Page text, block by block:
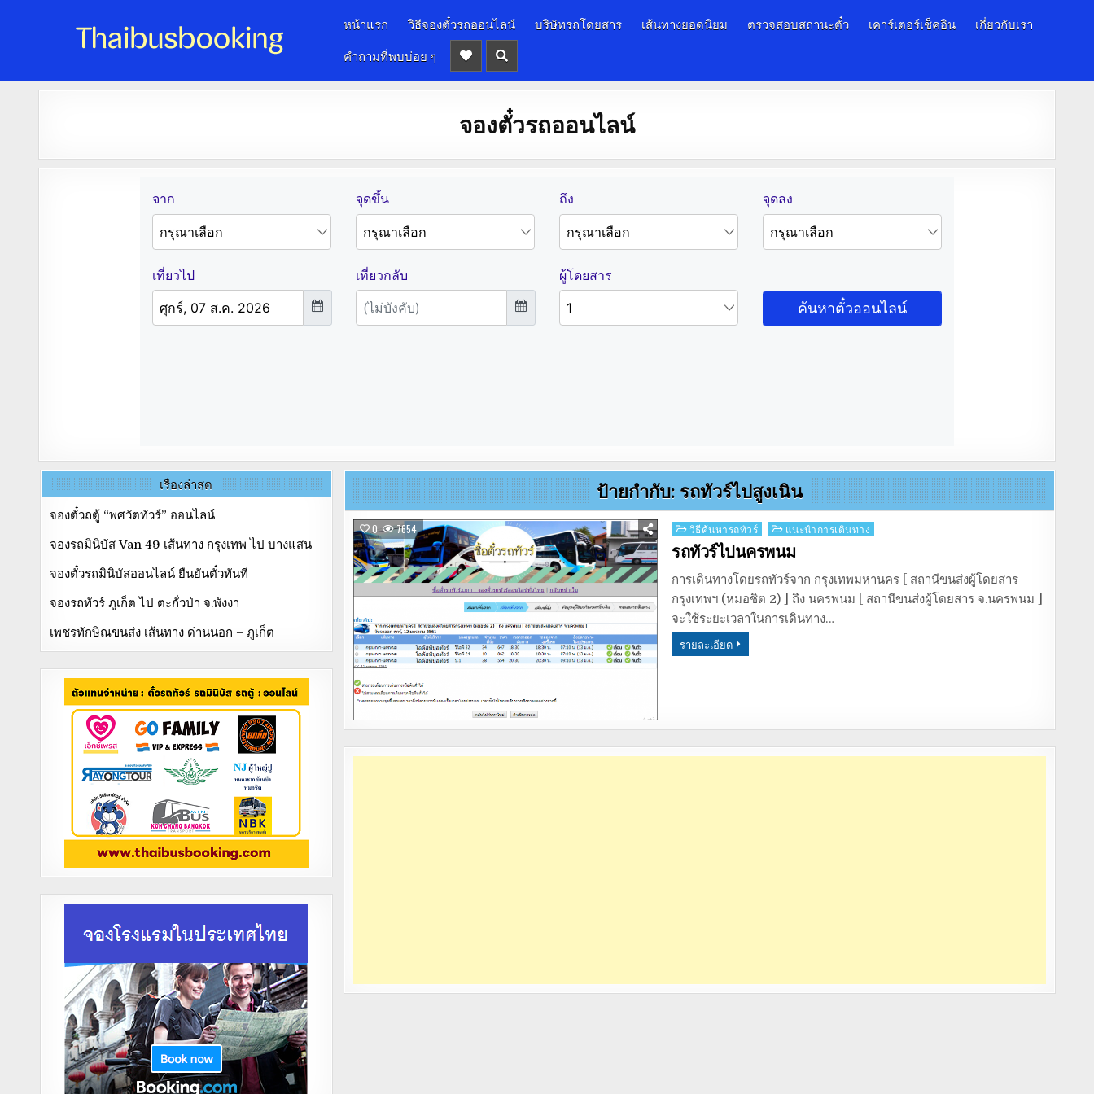
จองตั๋วรถออนไลน์ 24 ชั่วโมง
หน้าแรก วิธีจองตั๋วรถออนไลน์ บริษัทรถโดยสาร เส้นทางยอดนิยม ตรวจสอบสถานะตั๋ว เคาร์เตอร์เช็คอิน
เกี่ยวกับเรา
คำถามที่พบบ่อย ๆ
จองตั๋วรถออนไลน์
ป้ายกำกับ: รถทัวร์ไปสูงเนิน
0 7654
Posted
in
วิธีค้นหารถทัวร์ แนะนำการเดินทาง
รถทัวร์ไปนครพนม
การเดินทางโดยรถทัวร์จาก กรุงเทพมหานคร [ สถานีขนส่งผู้โดยสาร
กรุงเทพฯ (หมอชิต 2) ] ถึง นครพนม [ สถานีขนส่งผู้โดยสาร จ.นครพนม ]
จะใช้ระยะเวลาในการเดินทาง…
รายละเอียด
เรื่องล่าสุด
จองตั๋วถตู้ “พศวัตทัวร์” ออนไลน์
จองรถมินิบัส Van 49 เส้นทาง กรุงเทพ ไป บางแสน
จองตั๋วรถมินิบัสออนไลน์ ยืนยันตั๋วทันที
จองรถทัวร์ ภูเก็ต ไป ตะกั่วป่า จ.พังงา
เพชรทักษิณขนส่ง เส้นทาง ด่านนอก – ภูเก็ต